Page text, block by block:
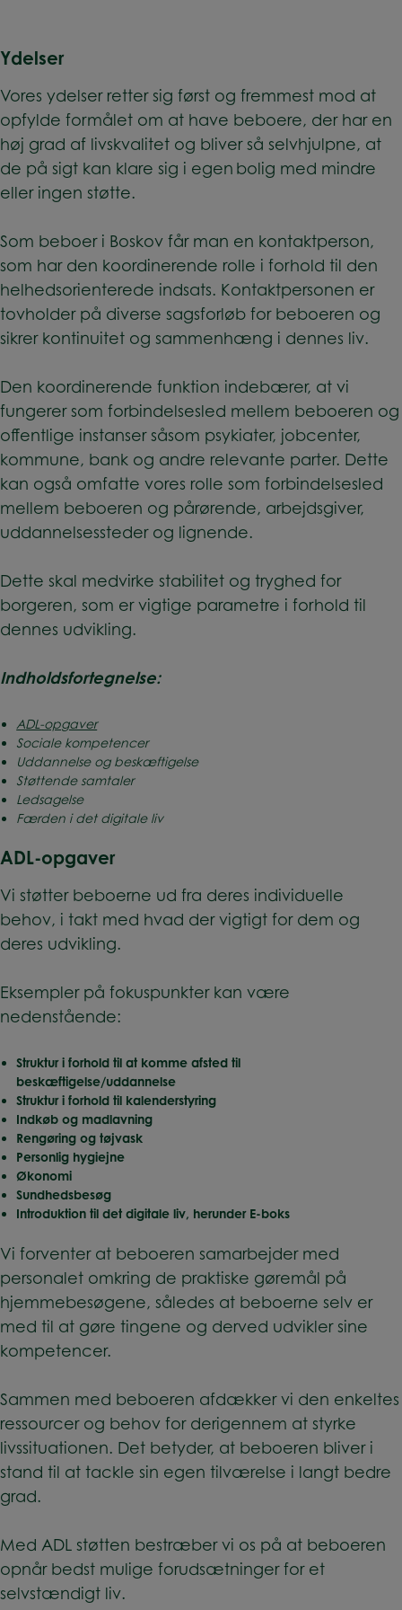
Ydelser
Vores ydelser retter sig først og fremmest mod at
opfylde formålet om at have beboere, der har en
høj grad af livskvalitet og bliver så selvhjulpne, at
de på sigt kan klare sig i egen bolig med mindre
eller ingen støtte.
Som beboer i Boskov får man en kontaktperson,
som har den koordinerende rolle i forhold til den
helhedsorienterede indsats. Kontaktpersonen er
tovholder på diverse sagsforløb for beboeren og
sikrer kontinuitet og sammenhæng i dennes liv.
Den koordinerende funktion indebærer, at vi
fungerer som forbindelsesled mellem beboeren og
offentlige instanser såsom psykiater, jobcenter,
kommune, bank og andre relevante parter. Dette
kan også omfatte vores rolle som forbindelsesled
mellem beboeren og pårørende, arbejdsgiver,
uddannelsessteder og lignende.
Dette skal medvirke stabilitet og tryghed for
borgeren, som er vigtige parametre i forhold til
dennes udvikling.
Indholdsfortegnelse:
ADL-opgaver
Sociale kompetencer
Uddannelse og beskæftigelse
Støttende samtaler
Ledsagelse
Færden i det digitale liv
ADL-opgaver
Vi støtter beboerne ud fra deres individuelle
behov, i takt med hvad der vigtigt for dem og
deres udvikling.
Eksempler på fokuspunkter kan være
nedenstående:
Struktur i forhold til at komme afsted til
beskæftigelse/uddannelse
Struktur i forhold til kalenderstyring
Indkøb og madlavning
Rengøring og tøjvask
Personlig hygiejne
Økonomi
Sundhedsbesøg
Introduktion til det digitale liv, herunder E-boks
Vi forventer at beboeren samarbejder med
personalet omkring de praktiske gøremål på
hjemmebesøgene, således at beboerne selv er
med til at gøre tingene og derved udvikler sine
kompetencer.
Sammen med beboeren afdækker vi den enkeltes
ressourcer og behov for derigennem at styrke
livssituationen. Det betyder, at beboeren bliver i
stand til at tackle sin egen tilværelse i langt bedre
grad.
Med ADL støtten bestræber vi os på at beboeren
opnår bedst mulige forudsætninger for et
selvstændigt liv.